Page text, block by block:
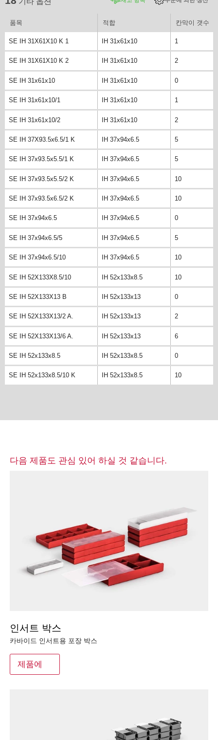
품목 적합 칸막이 갯수
SE IH 31X61X10 K 1 IH 31x61x10 1
SE IH 31X61X10 K 2 IH 31x61x10 2
SE IH 31x61x10 IH 31x61x10 0
SE IH 31x61x10/1 IH 31x61x10 1
SE IH 31x61x10/2 IH 31x61x10 2
SE IH 37X93.5x6.5/1 K IH 37x94x6.5 5
SE IH 37x93.5x5.5/1 K IH 37x94x6.5 5
SE IH 37x93.5x5.5/2 K IH 37x94x6.5 10
SE IH 37x93.5x6.5/2 K IH 37x94x6.5 10
SE IH 37x94x6.5 IH 37x94x6.5 0
SE IH 37x94x6.5/5 IH 37x94x6.5 5
SE IH 37x94x6.5/10 IH 37x94x6.5 10
SE IH 52X133X8.5/10 IH 52x133x8.5 10
SE IH 52X133X13 B IH 52x133x13 0
SE IH 52X133X13/2 A. IH 52x133x13 2
SE IH 52X133X13/6 A. IH 52x133x13 6
SE IH 52x133x8.5 IH 52x133x8.5 0
SE IH 52x133x8.5/10 K IH 52x133x8.5 10
다음 제품도 관심 있어 하실 것 같습니다.
인서트 박스
카바이드 인서트용 포장 박스
제품에